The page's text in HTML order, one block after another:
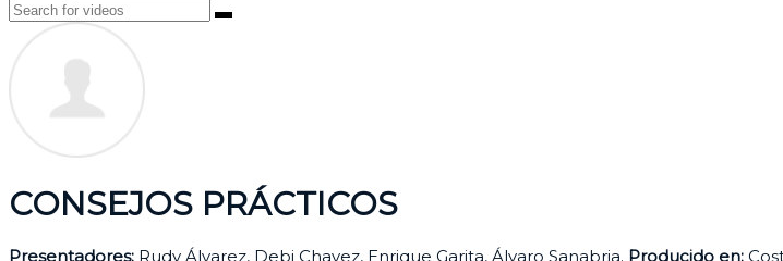
CONSEJOS PRÁCTICOS
Presentadores: Rudy Álvarez, Debi Chavez, Enrique Garita, Álvaro Sanabria. Producido en: